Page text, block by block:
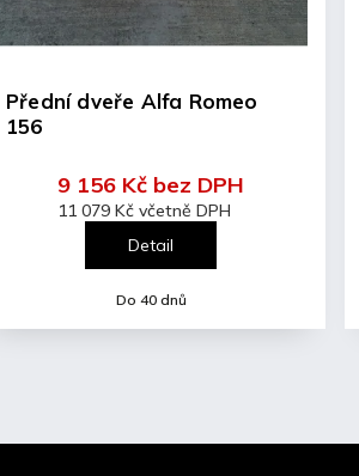
Přední dveře Alfa Romeo
156
Do 40 dnů
11 079 Kč včetně DPH
9 156 Kč bez DPH
Detail